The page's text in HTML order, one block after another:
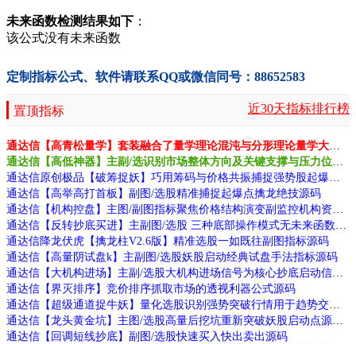
未来函数检测结果如下 ：
该公式没有未来函数
定制指标公式、软件请联系QQ或微信同号：88652583
置顶指标 近30天指标排行榜
通达信【高举高打首板】副图/选股精准捕捉起爆点擒龙绝技源码
通达信降龙伏虎【擒龙柱V2.6版】精准选股一如既往副图指标源码
通达信【高量阴试盘k】主副图/选股妖股启动经典试盘手法指标源码
通达信【界灭排序】竞价排序抓取市场的透视利器公式源码
通达信【回调短线抄底】副图/选股快速买入快出卖出源码